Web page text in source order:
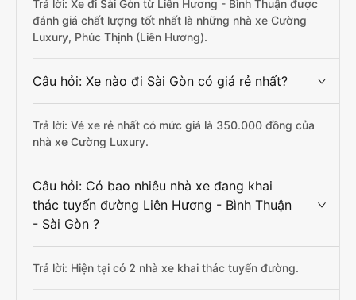
Trả lời: Xe đi Sài Gòn từ Liên Hương - Bình Thuận được
đánh giá chất lượng tốt nhất là những nhà xe Cường
Luxury, Phúc Thịnh (Liên Hương).
Câu hỏi: Xe nào đi Sài Gòn có giá rẻ nhất?
Trả lời: Vé xe rẻ nhất có mức giá là 350.000 đồng của
nhà xe Cường Luxury.
Câu hỏi: Có bao nhiêu nhà xe đang khai
thác tuyến đường Liên Hương - Bình Thuận
- Sài Gòn ?
Trả lời: Hiện tại có 2 nhà xe khai thác tuyến đường.